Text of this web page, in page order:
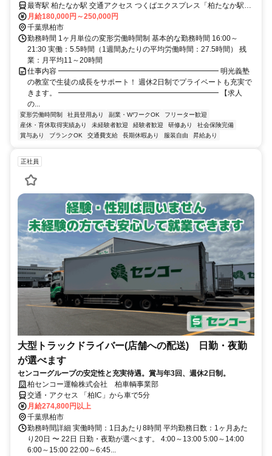
最寄駅 柏たなか駅 交通アクセス つくばエクスプレス「柏たなか駅」
より徒歩3分
月給180,000円～250,000円
千葉県柏市
勤務時間 1ヶ月単位の変形労働時間制 基本的な勤務時間 16:00～
21:30 実働：5.5時間（1週間あたりの平均労働時間：27.5時間） 残
業：月平均11～20時間
仕事内容 ━━━━━━━━━━━━━━━━━━━━━━ 明光義塾
の教室で生徒の成長をサポート！ 週休2日制でプライベートも充実で
きます。 ━━━━━━━━━━━━━━━━━━━━━━ 【求人
の...
変形労働時間制 社員登用あり 副業・WワークOK
フリーター歓迎
産休・育休取得実績あり
未経験者歓迎 経験者歓迎 研修あり
社会保険完備
賞与あり
ブランクOK 交通費支給 長期休暇あり 服装自由 昇給あり
正社員
大型トラックドライバー(店舗への配送) 日勤・夜勤
が選べます
センコーグループの安定性と充実待遇。賞与年3回、週休2日制。
柏センコー運輸株式会社 柏車輌事業部
交通・アクセス 「柏IC」から車で5分
月給274,800円以上
千葉県柏市
勤務時間詳細 実働時間：1日あたり8時間 平均勤務日数：1ヶ月あた
り20日 〜 22日 日勤・夜勤が選べます。 4:00～13:00 5:00～14:00
6:00～15:00 22:00～6:45...